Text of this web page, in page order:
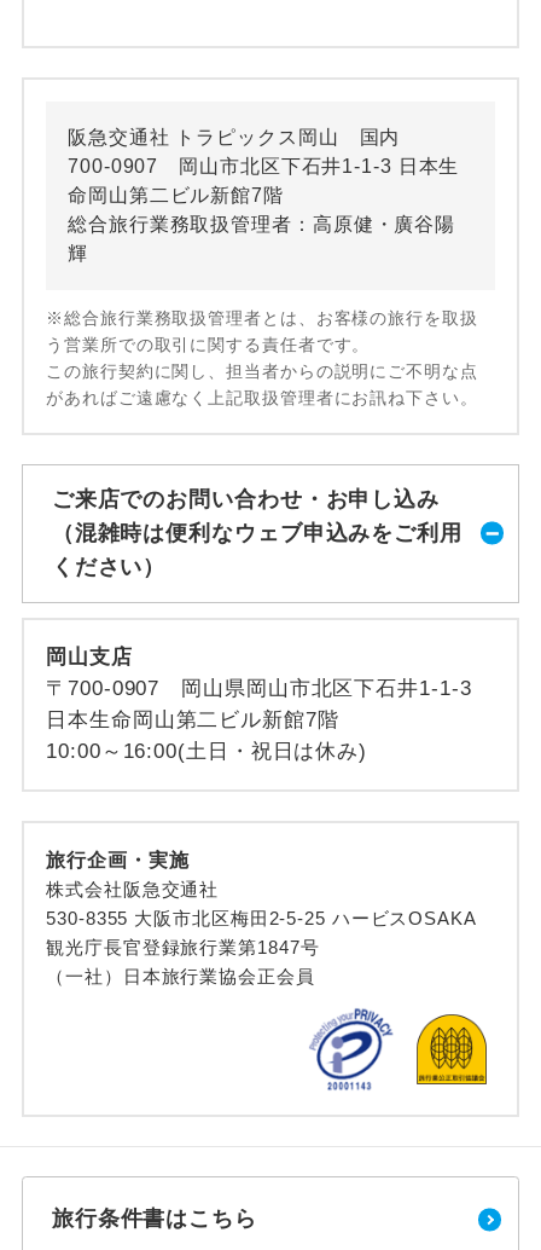
阪急交通社 トラピックス岡山 国内
700-0907 岡山市北区下石井1-1-3 日本生
命岡山第二ビル新館7階
総合旅行業務取扱管理者：高原健・廣谷陽
輝
※総合旅行業務取扱管理者とは、お客様の旅行を取扱
う営業所での取引に関する責任者です。
この旅行契約に関し、担当者からの説明にご不明な点
があればご遠慮なく上記取扱管理者にお訊ね下さい。
ご来店でのお問い合わせ・お申し込み
（混雑時は便利なウェブ申込みをご利用
ください）
岡山支店
〒700-0907 岡山県岡山市北区下石井1-1-3
日本生命岡山第二ビル新館7階
10:00～16:00(土日・祝日は休み)
旅行企画・実施
株式会社阪急交通社
530-8355 大阪市北区梅田2-5-25 ハービスOSAKA
観光庁長官登録旅行業第1847号
（一社）日本旅行業協会正会員
旅行条件書はこちら